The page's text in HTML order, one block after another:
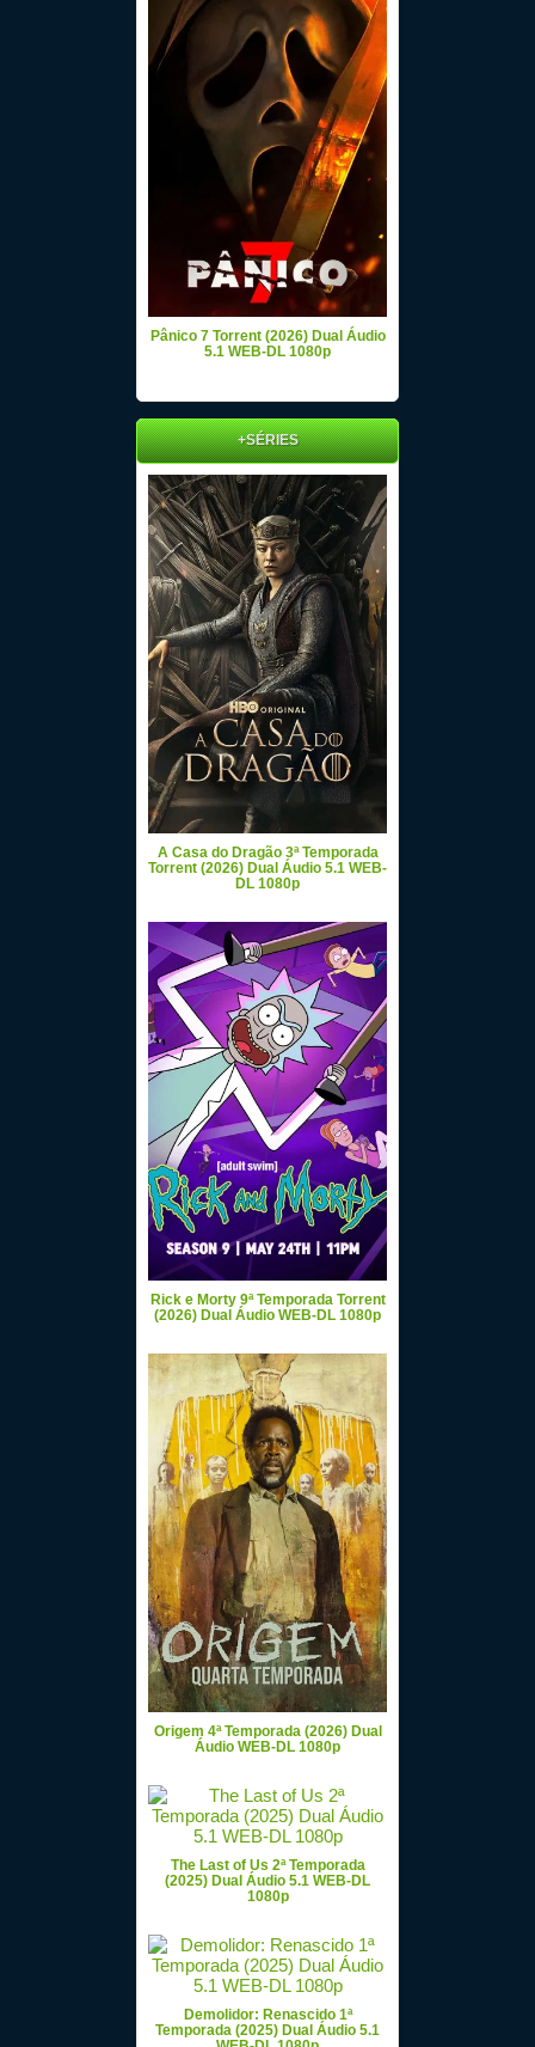
Pânico 7 Torrent (2026) Dual Áudio
5.1 WEB-DL 1080p
+SÉRIES
A Casa do Dragão 3ª Temporada
Torrent (2026) Dual Áudio 5.1 WEB-
DL 1080p
Rick e Morty 9ª Temporada Torrent
(2026) Dual Áudio WEB-DL 1080p
Origem 4ª Temporada (2026) Dual
Áudio WEB-DL 1080p
The Last of Us 2ª Temporada
(2025) Dual Áudio 5.1 WEB-DL
1080p
Demolidor: Renascido 1ª
Temporada (2025) Dual Áudio 5.1